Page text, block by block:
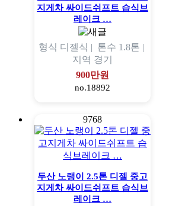
지게차 싸이드쉬프트 습식브
레이크 …
형식 디젤식 | 톤수 1.8톤 |
지역 경기
900만원
no.18892
9768
두산 노랭이 2.5톤 디젤 중고
지게차 싸이드쉬프트 습식브
레이크 …